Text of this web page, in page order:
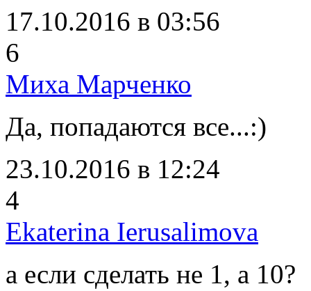
17.10.2016 в 03:56
6
Миха Марченко
Да, попадаются все...:)
23.10.2016 в 12:24
4
Ekaterina Ierusalimova
а если сделать не 1, а 10?